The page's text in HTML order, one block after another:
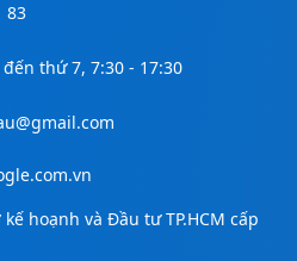
83
thứ 7, 7:30 - 17:30
hoạnh và Đầu tư TP.HCM cấp